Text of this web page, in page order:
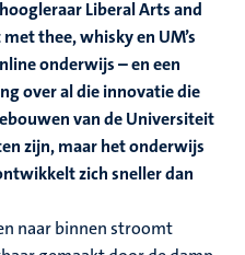
Liberal Arts and
met thee, whiskyen UM’s
onderwijs – en een
over al die innovatie die
van de Universiteit
zijn, maar het onderwijs
zich sneller dan
naar binnen stroomt